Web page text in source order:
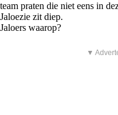
team praten die niet eens in
Jaloezie zit diep.
Jaloers waarop?
▼